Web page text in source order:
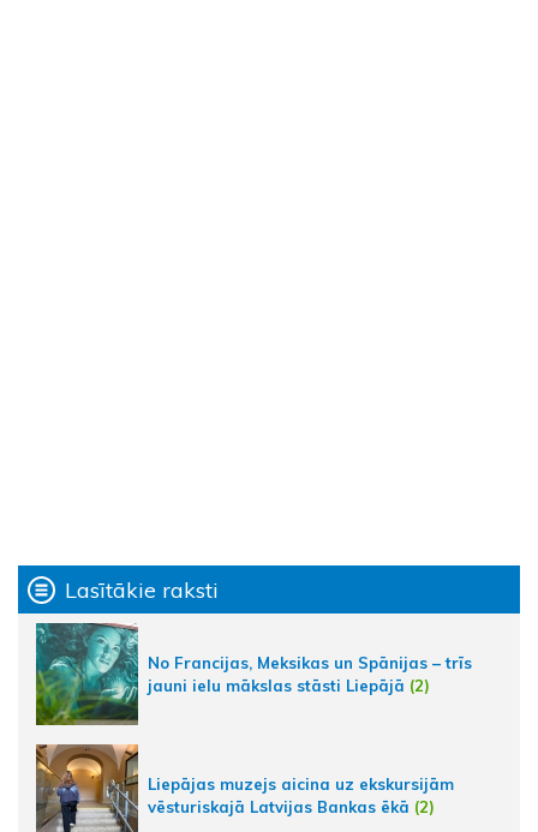
Lasītākie raksti
No Francijas, Meksikas un Spānijas – trīs
jauni ielu mākslas stāsti Liepājā (2)
Liepājas muzejs aicina uz ekskursijām
vēsturiskajā Latvijas Bankas ēkā (2)